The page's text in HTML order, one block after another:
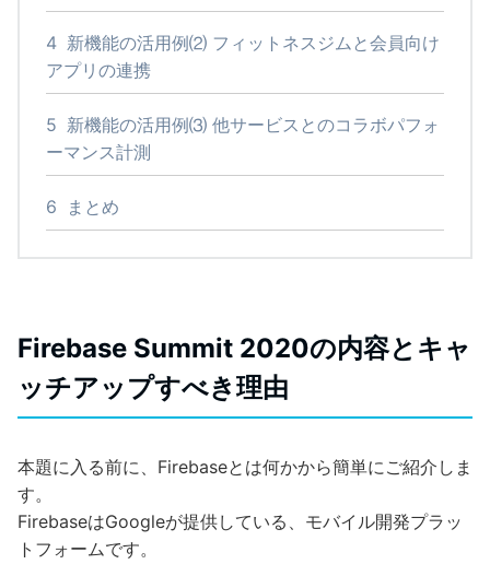
4 新機能の活用例⑵ フィットネスジムと会員向け
アプリの連携
5 新機能の活用例⑶ 他サービスとのコラボパフォ
ーマンス計測
6 まとめ
Firebase Summit 2020の内容とキャ
ッチアップすべき理由
本題に入る前に、Firebaseとは何かから簡単にご紹介しま
す。
FirebaseはGoogleが提供している、モバイル開発プラッ
トフォームです。